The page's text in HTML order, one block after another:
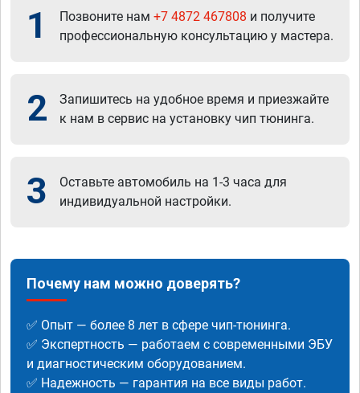
1 Позвоните нам +7 4872 467808 и получите
профессиональную консультацию у мастера.
2
Запишитесь на удобное время и приезжайте
к нам в сервис на установку чип тюнинга.
3
Оставьте автомобиль на 1-3 часа для
индивидуальной настройки.
Почему нам можно доверять?
✅ Опыт — более 8 лет в сфере чип-тюнинга.
✅ Экспертность — работаем с современными ЭБУ
и диагностическим оборудованием.
✅ Надежность — гарантия на все виды работ.